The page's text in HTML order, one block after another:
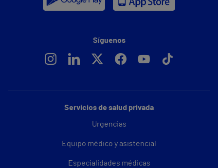
Servicios de salud privada
Urgencias
Equipo médico y asistencial
Especialidades médicas
Síguenos